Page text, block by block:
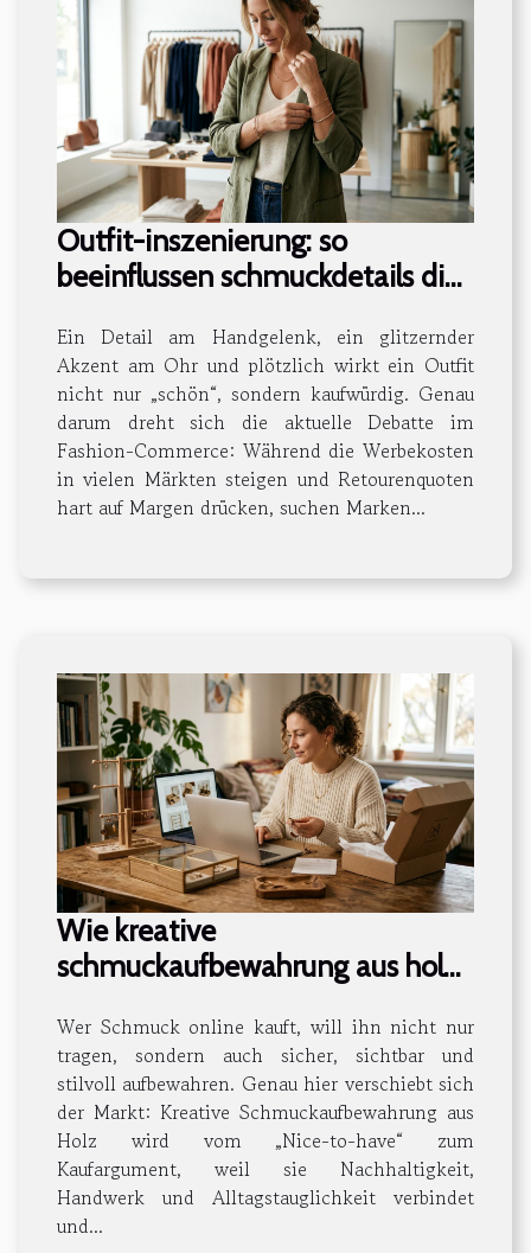
Outfit-inszenierung: so
beeinflussen schmuckdetails die
Ein Detail am Handgelenk, ein glitzernder
Akzent am Ohr und plötzlich wirkt ein Outfit
nicht nur „schön“, sondern kaufwürdig. Genau
darum dreht sich die aktuelle Debatte im
Fashion-Commerce: Während die Werbekosten
in vielen Märkten steigen und Retourenquoten
hart auf Margen drücken, suchen Marken...
Wie kreative
schmuckaufbewahrung aus holz
Wer Schmuck online kauft, will ihn nicht nur
tragen, sondern auch sicher, sichtbar und
stilvoll aufbewahren. Genau hier verschiebt sich
der Markt: Kreative Schmuckaufbewahrung aus
Holz wird vom „Nice-to-have“ zum
Kaufargument, weil sie Nachhaltigkeit,
Handwerk und Alltagstauglichkeit verbindet
und...